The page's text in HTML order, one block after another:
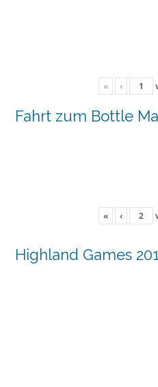
« ‹
Fahrt zum Bottle
« ‹
Highland Games